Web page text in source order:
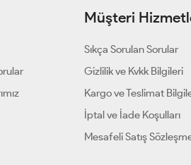
Müşteri
Sıkça Sorulan Sorular
Gizlilik ve Kvkk Bilgileri
Kargo ve Teslimat
İptal ve İade Koşulları
Mesafeli Satış